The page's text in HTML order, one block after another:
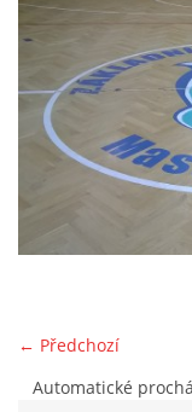
JAK VŠE PROBÍHÁ
ČESKÉ DĚJINY
KE STAŽENÍ
KE STAŽENÍ - PRAVĚK
← Předchozí
Automatické